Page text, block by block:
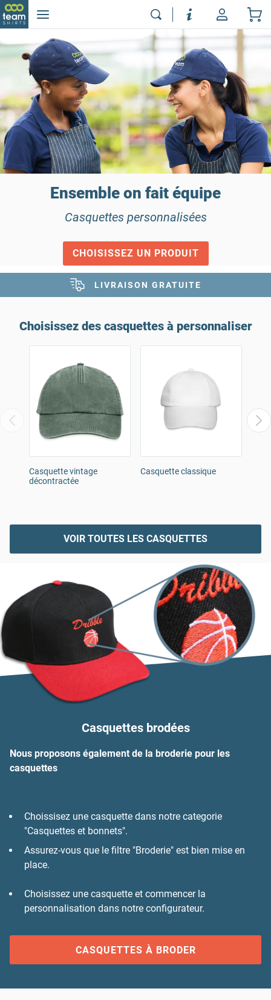
Ensemble on fait équipe
Casquettes personnalisées
CHOISISSEZ UN PRODUIT
LIVRAISON GRATUITE
Choisissez des casquettes à personnaliser
Casquette vintage
décontractée
Casquette classique
VOIR TOUTES LES CASQUETTES
Casquettes brodées
Nous proposons également de la broderie pour les
casquettes
Choissisez une casquette dans notre categorie
"Casquettes et bonnets".
Assurez-vous que le filtre "Broderie" est bien mise en
place.
Choisissez une casquette et commencer la
personnalisation dans notre configurateur.
CASQUETTES À BRODER